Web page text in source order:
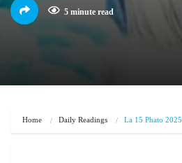
5 minute read
Home Daily Readings La 15 Phato 2025